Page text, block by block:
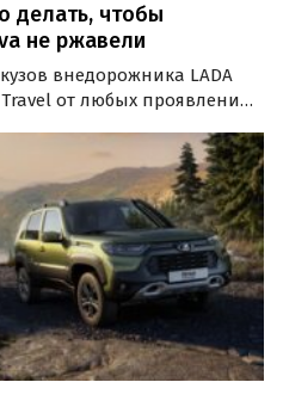
делать, чтобы
не ржавели
внедорожника LADA
Travel от любых проявлений